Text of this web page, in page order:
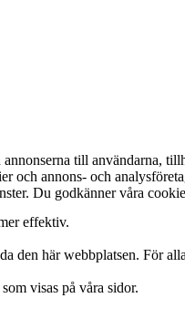
till användarna,
annons- och
Du godkänner våra
effektiv.
den här webbplatsen. För
visas på våra sidor.